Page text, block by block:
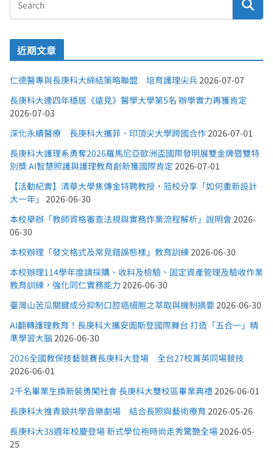
近期文章
仁德醫專與長庚科大締結策略聯盟 培育護理尖兵2026-07-07
長庚科大連四年穩居《遠見》醫學大學第5名 辦學實力再獲肯定
2026-07-03
深化永續醫療 長庚科大攜菲、印頂尖大學跨國合作2026-07-01
長庚科大護理系勇奪2026羅馬尼亞歐洲盃國際發明展雙金牌暨雙特
別獎 AI智慧照護與護理教育創新獲國際肯定 2026-07-01
【活動紀實】清華大學焦傳金特聘教授，蒞校分享「如何重新設計
大一年」 2026-06-30
本校舉辦「教師資格審查法規與實務作業流程解析」說明會2026-
06-30
本校辦理「發文格式及常見錯誤態樣」教育訓練2026-06-30
本校辦理114學年度請採購、收料及檢驗、固定資產管理及驗收作業
教育訓練，強化同仁實務能力 2026-06-30
臺灣山苦瓜關鍵成分抑制口腔癌細胞之萃取與機制摘要2026-06-30
AI翻轉護理教育！長庚科大攜安圖斯登國際舞台 打造「五合一」精
準學習大腦 2026-06-30
2026全國教保技藝競賽長庚科大登場 全台27校菁英同場競技
2026-06-01
2千名畢業生換新裝勇闖社會 長庚科大雙校區畢業典禮2026-06-01
長庚科大推青銀共學音樂劇場 結合長照與藝術療育 2026-05-26
長庚科大38週年校慶登場 新式學位袍時尚走秀驚艷全場2026-05-
25